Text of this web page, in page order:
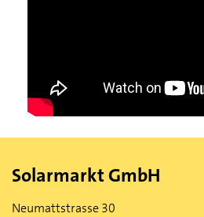
Solarmarkt GmbH
Neumattstrasse 30